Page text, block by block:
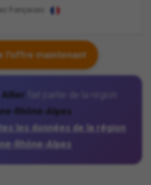
l'offre maintenant
Allier
Rhône-Alpes
les données de la région
Rhône-Alpes